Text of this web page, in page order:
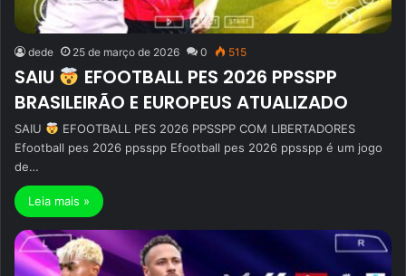
dede 25 de março de 2026 0 515
SAIU
EFOOTBALL PES 2026 PPSSPP
BRASILEIRÃO E EUROPEUS ATUALIZADO
SAIU
EFOOTBALL PES 2026 PPSSPP COM LIBERTADORES
Efootball pes 2026 ppsspp Efootball pes 2026 ppsspp é um jogo
de…
Leia mais »